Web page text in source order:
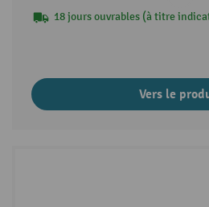
18 jours ouvrables (à titre
Vers le